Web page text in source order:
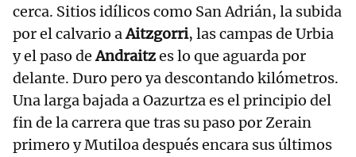
cerca. Sitios idílicos como San Adrián, la subida
por el calvario aAitzgorri, las campas de Urbia
y el paso deAndraitzes lo que aguarda por
delante. Duro pero ya descontando kilómetros.
Una larga bajada a Oazurtza es el principio del
fin de la carrera que tras su paso por Zerain
primero y Mutiloa después encara sus últimos